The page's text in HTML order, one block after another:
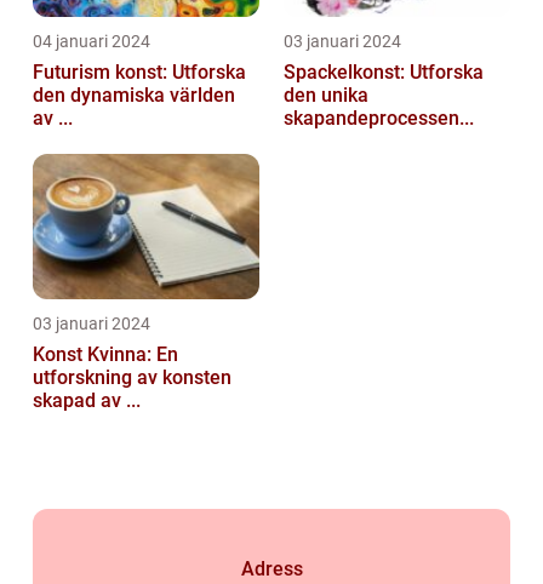
04 januari 2024
Futurism konst: Utforska
den dynamiska världen
av ...
03 januari 2024
Spackelkonst: Utforska
den unika
skapandeprocessen...
03 januari 2024
Konst Kvinna: En
utforskning av konsten
skapad av ...
Adress